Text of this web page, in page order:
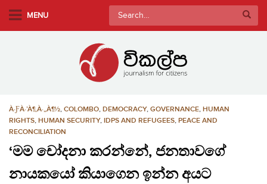
MENU
Search
for:
À·ƑÀ·’À¶‚À·„À¶½, COLOMBO, DEMOCRACY, GOVERNANCE, HUMAN
RIGHTS, HUMAN SECURITY, IDPS AND REFUGEES, PEACE AND
RECONCILIATION
‘මම චෝදනා කරන්නේ, ජනතාවගේ
නායකයෝ කියාගෙන ඉන්න අයට